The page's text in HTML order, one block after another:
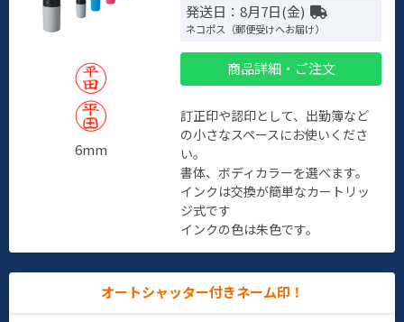
6mm
発送日：8月7日(金)
ネコポス（郵便受けへお届け）
商品詳細・ご注文
訂正印や認印として、出勤簿など
の小さなスペースにお使いくださ
い。
書体、ボディカラーを選べます。
インクは交換が簡単なカートリッ
ジ式です
インクの色は朱色です。
オートシャッター付きネーム印！